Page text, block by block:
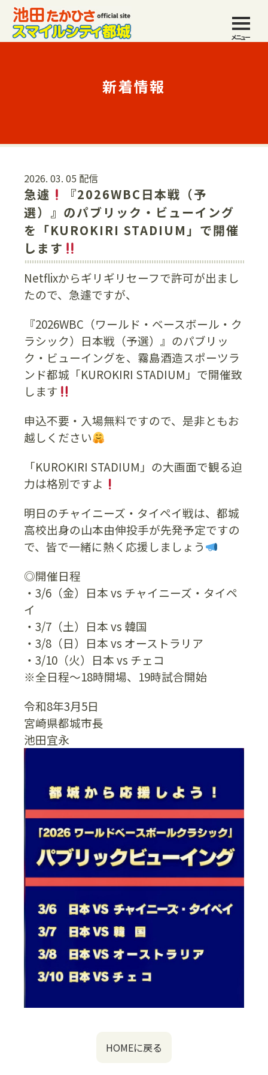
メニュー
新着情報
2026. 03. 05 配信
急遽
『2026WBC日本戦（予
選）』のパブリック・ビューイング
を「KUROKIRI STADIUM」で開催
します
Netflixからギリギリセーフで許可が出まし
たので、急遽ですが、
『2026WBC（ワールド・ベースボール・ク
ラシック）日本戦（予選）』のパブリッ
ク・ビューイングを、霧島酒造スポーツラ
ンド都城「KUROKIRI STADIUM」で開催致
します
申込不要・入場無料ですので、是非ともお
越しください
「KUROKIRI STADIUM」の大画面で観る迫
力は格別ですよ
明日のチャイニーズ・タイペイ戦は、都城
高校出身の山本由伸投手が先発予定ですの
で、皆で一緒に熱く応援しましょう
◎開催日程
・3/6（金）日本 vs チャイニーズ・タイペ
イ
・3/7（土）日本 vs 韓国
・3/8（日）日本 vs オーストラリア
・3/10（火）日本 vs チェコ
※全日程〜18時開場、19時試合開始
令和8年3月5日
宮崎県都城市長
池田宜永
HOMEに戻る